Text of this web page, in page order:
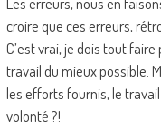
croire que ces erreurs,
C’est vrai, je dois tout
travail du mieux possible.
les efforts fournis, le
volonté ?!